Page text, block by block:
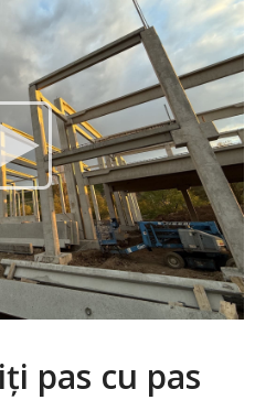
pas cu pas